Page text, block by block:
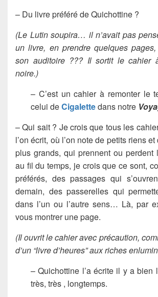
– Du livre préféré de Quichottine ?
(Le Lutin soupira… il n’avait pas
un livre, en prendre quelques
son auditoire ??? Il sortit le cahier
noire.)
– C’est un cahier à remonter le
celui deCigalettedans notre
– Qui sait ? Je crois que tous les
l’on écrit, où l’on note de petits riens et
plus grands, qui prennent ou perdent
au fil du temps, je crois que ce sont,
préférés, des passages qui
demain, des passerelles qui
dans l’un ou l’autre sens… Là, par
vous montrer une page.
(Il ouvrit le cahier avec précaution,
d’un “livre d’heures” aux riches
– Quichottine l’a écrite il y a bien
très, très , longtemps.